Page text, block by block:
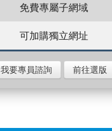
免費專屬子網域
可加購獨立網址
我要專員諮詢 前往選版